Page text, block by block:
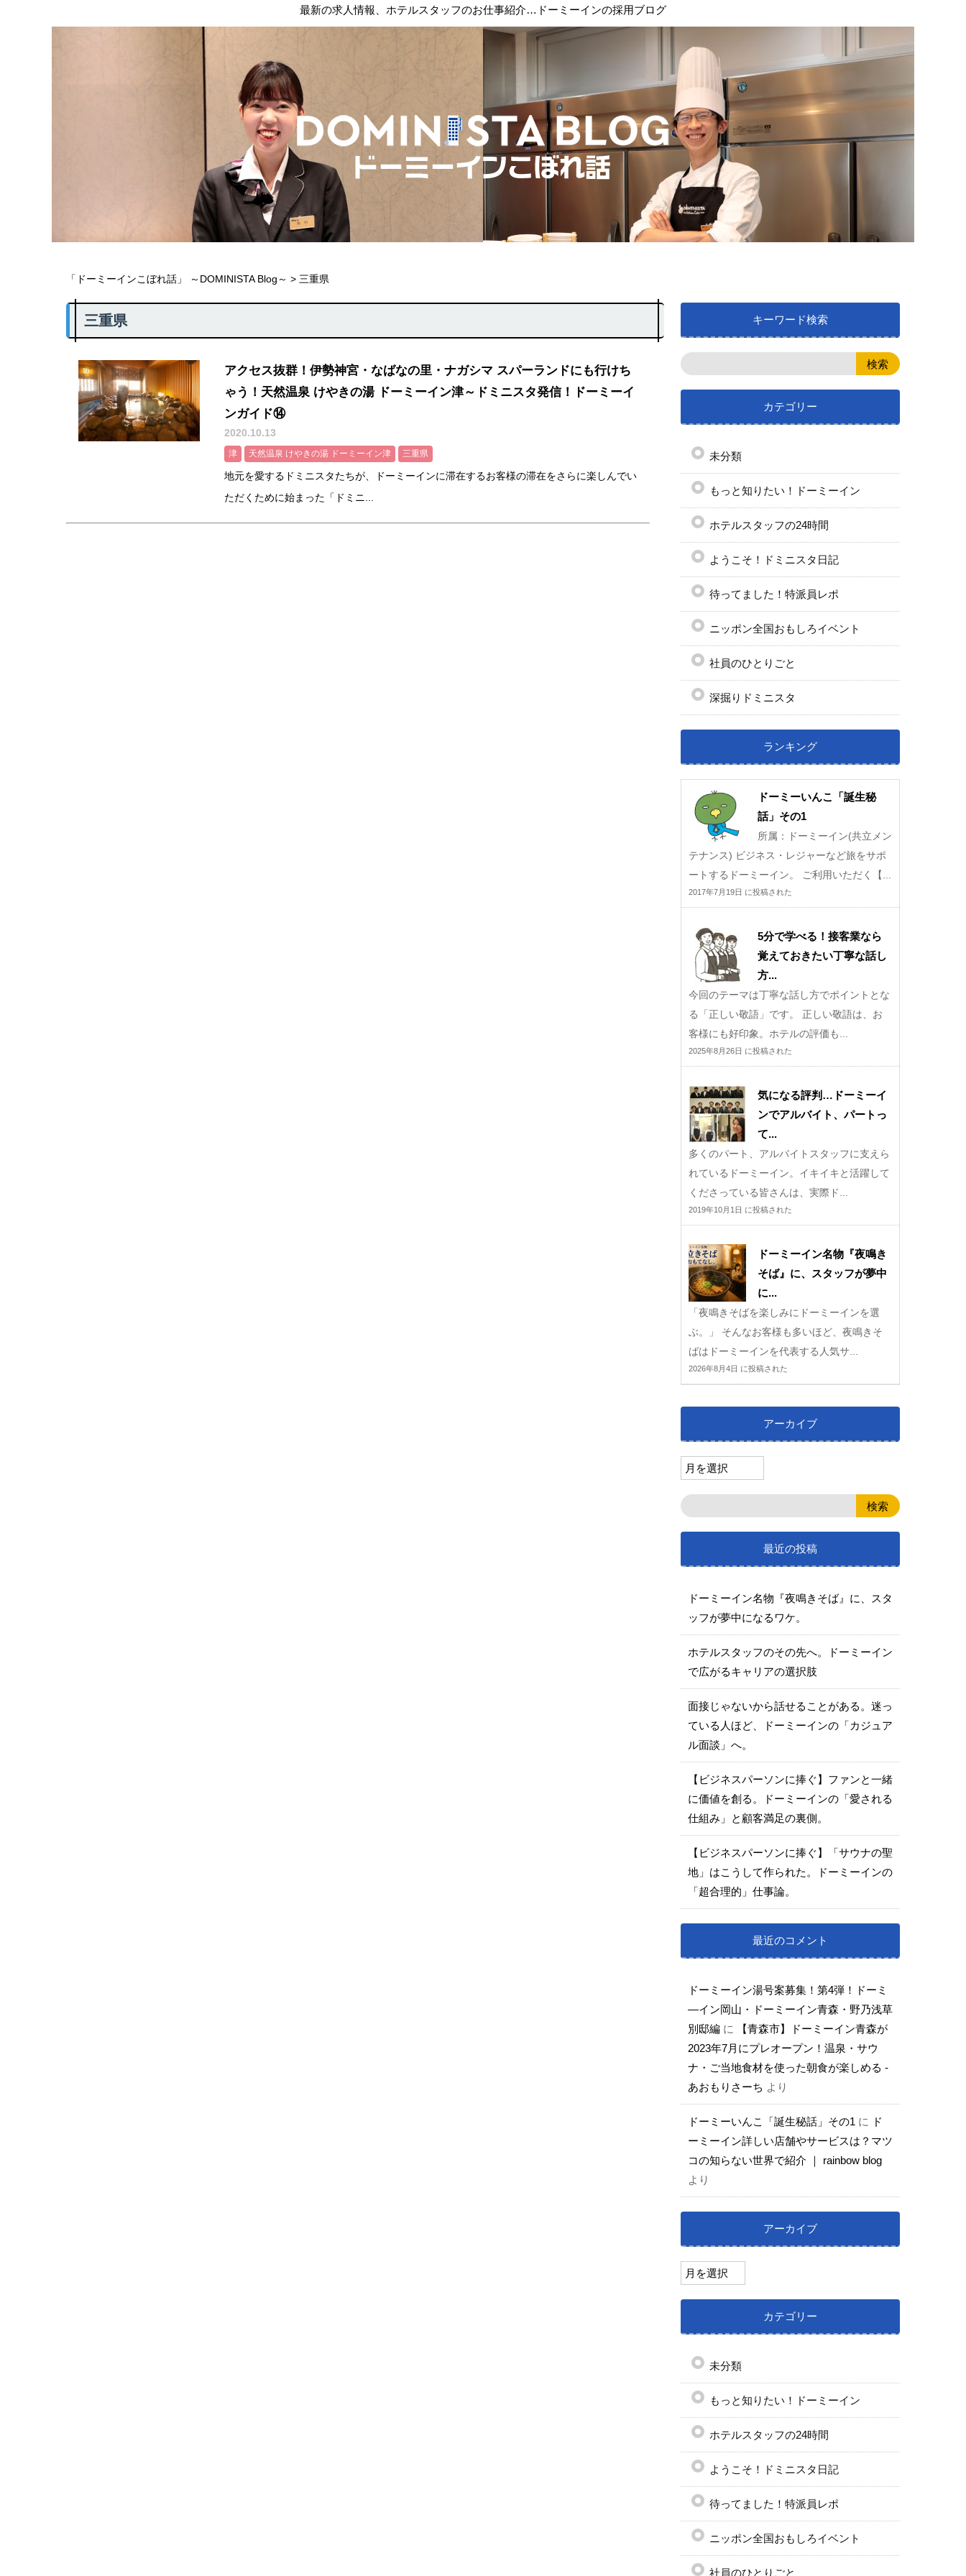
最新の求人情報、ホテルスタッフのお仕事紹介…ドーミーインの採用ブログ
「ドーミーインこぼれ話」 ～DOMINISTA Blog～ > 三重県
三重県
アクセス抜群！伊勢神宮・なばなの里・ナガシマ スパーランドにも行けち
ゃう！天然温泉 けやきの湯 ドーミーイン津～ドミニスタ発信！ドーミーイ
ンガイド⑭
2020.10.13
津 天然温泉 けやきの湯 ドーミーイン津 三重県
地元を愛するドミニスタたちが、ドーミーインに滞在するお客様の滞在をさらに楽しんでい
ただくために始まった「ドミニ...
キーワード検索
カテゴリー
未分類
もっと知りたい！ドーミーイン
ホテルスタッフの24時間
ようこそ！ドミニスタ日記
待ってました！特派員レポ
ニッポン全国おもしろイベント
社員のひとりごと
深掘りドミニスタ
ランキング
ドーミーいんこ「誕生秘
話」その1
所属：ドーミーイン(共立メン
テナンス) ビジネス・レジャーなど旅をサポ
ートするドーミーイン。 ご利用いただく【...
2017年7月19日 に投稿された
5分で学べる！接客業なら
覚えておきたい丁寧な話し
方...
今回のテーマは丁寧な話し方でポイントとな
る「正しい敬語」です。 正しい敬語は、お
客様にも好印象。ホテルの評価も...
2025年8月26日 に投稿された
気になる評判…ドーミーイ
ンでアルバイト、パートっ
て...
多くのパート、アルバイトスタッフに支えら
れているドーミーイン。イキイキと活躍して
くださっている皆さんは、実際ド...
2019年10月1日 に投稿された
ドーミーイン名物『夜鳴き
そば』に、スタッフが夢中
に...
「夜鳴きそばを楽しみにドーミーインを選
ぶ。」 そんなお客様も多いほど、夜鳴きそ
ばはドーミーインを代表する人気サ...
2026年8月4日 に投稿された
アーカイブ
最近の投稿
ドーミーイン名物『夜鳴きそば』に、スタ
ッフが夢中になるワケ。
ホテルスタッフのその先へ。ドーミーイン
で広がるキャリアの選択肢
面接じゃないから話せることがある。迷っ
ている人ほど、ドーミーインの「カジュア
ル面談」へ。
【ビジネスパーソンに捧ぐ】ファンと一緒
に価値を創る。ドーミーインの「愛される
仕組み」と顧客満足の裏側。
【ビジネスパーソンに捧ぐ】「サウナの聖
地」はこうして作られた。ドーミーインの
「超合理的」仕事論。
最近のコメント
ドーミーイン湯号案募集！第4弾！ドーミ
―イン岡山・ドーミーイン青森・野乃浅草
別邸編に
【青森市】ドーミーイン青森が
2023年7月にプレオープン！温泉・サウ
ナ・ご当地食材を使った朝食が楽しめる -
あおもりさーち より
ドーミーいんこ「誕生秘話」その1 に
ド
ーミーイン詳しい店舗やサービスは？マツ
コの知らない世界で紹介 ｜ rainbow blog
より
アーカイブ
カテゴリー
未分類
もっと知りたい！ドーミーイン
ホテルスタッフの24時間
ようこそ！ドミニスタ日記
待ってました！特派員レポ
ニッポン全国おもしろイベント
社員のひとりごと